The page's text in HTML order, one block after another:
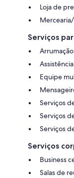
Loja de
Serviços
Equipe
Serviços
Serviços
Serviços
Serviços
Business
Salas de